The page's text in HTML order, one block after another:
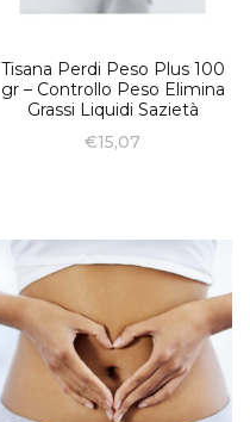
Tisana Perdi Peso Plus 100
gr – Controllo Peso Elimina
Grassi Liquidi Sazietà
€15,07